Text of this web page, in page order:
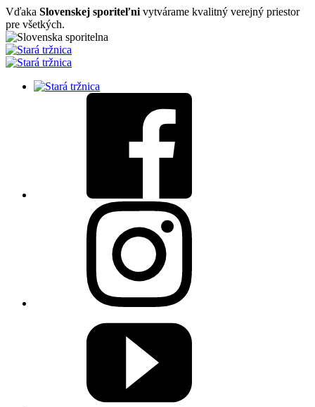
Vďaka Slovenskej sporiteľni vytvárame kvalitný verejný priestor
pre všetkých.